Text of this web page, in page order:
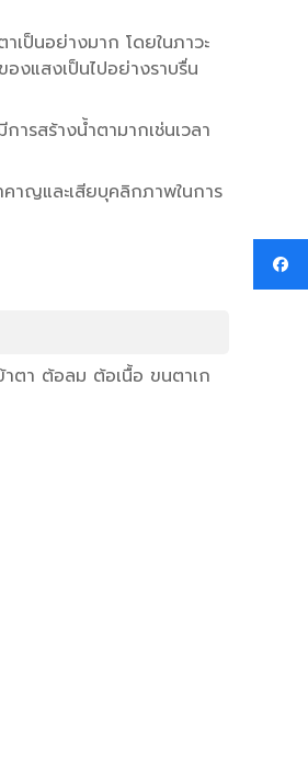
เป็นอย่างมาก โดยในภาวะ
งแสงเป็นไปอย่างราบรื่น
ารสร้างน้ำตามากเช่นเวลา
คาญและเสียบุคลิกภาพในการ
าตา ต้อลม ต้อเนื้อ ขนตาเก